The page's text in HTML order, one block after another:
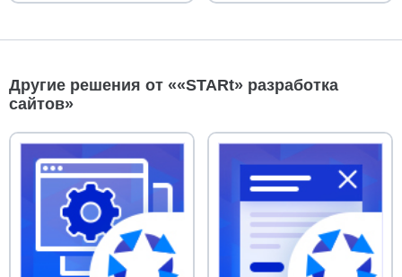
Другие решения от ««STARt» разработка
сайтов»